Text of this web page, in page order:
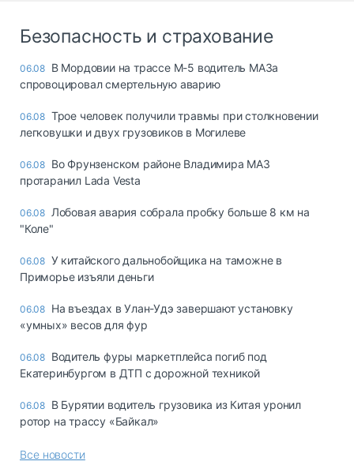
Безопасность и страхование
06.08 В Мордовии на трассе М-5 водитель МАЗа
спровоцировал смертельную аварию
06.08 Трое человек получили травмы при столкновении
легковушки и двух грузовиков в Могилеве
06.08 Во Фрунзенском районе Владимира МАЗ
протаранил Lada Vesta
06.08 Лобовая авария собрала пробку больше 8 км на
"Коле"
06.08 У китайского дальнобойщика на таможне в
Приморье изъяли деньги
06.08 Ha въeздax в Улaн-Удэ зaвepшaют ycтaнoвкy
«yмныx» вecoв для фyp
06.08 Водитель фуры маркетплейса погиб под
Екатеринбургом в ДТП с дорожной техникой
06.08 В Бурятии водитель грузовика из Китая уронил
ротор на трассу «Байкал»
Все новости